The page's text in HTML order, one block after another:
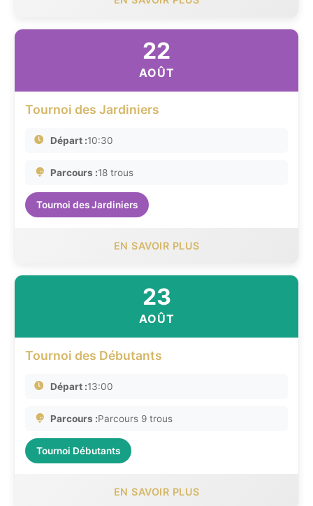
22
AOÛT
Tournoi des Jardiniers
Départ :10:30
Parcours :18 trous
Tournoi des Jardiniers
EN SAVOIR PLUS
23
AOÛT
Tournoi des Débutants
Départ :13:00
Parcours :Parcours 9 trous
Tournoi Débutants
EN SAVOIR PLUS